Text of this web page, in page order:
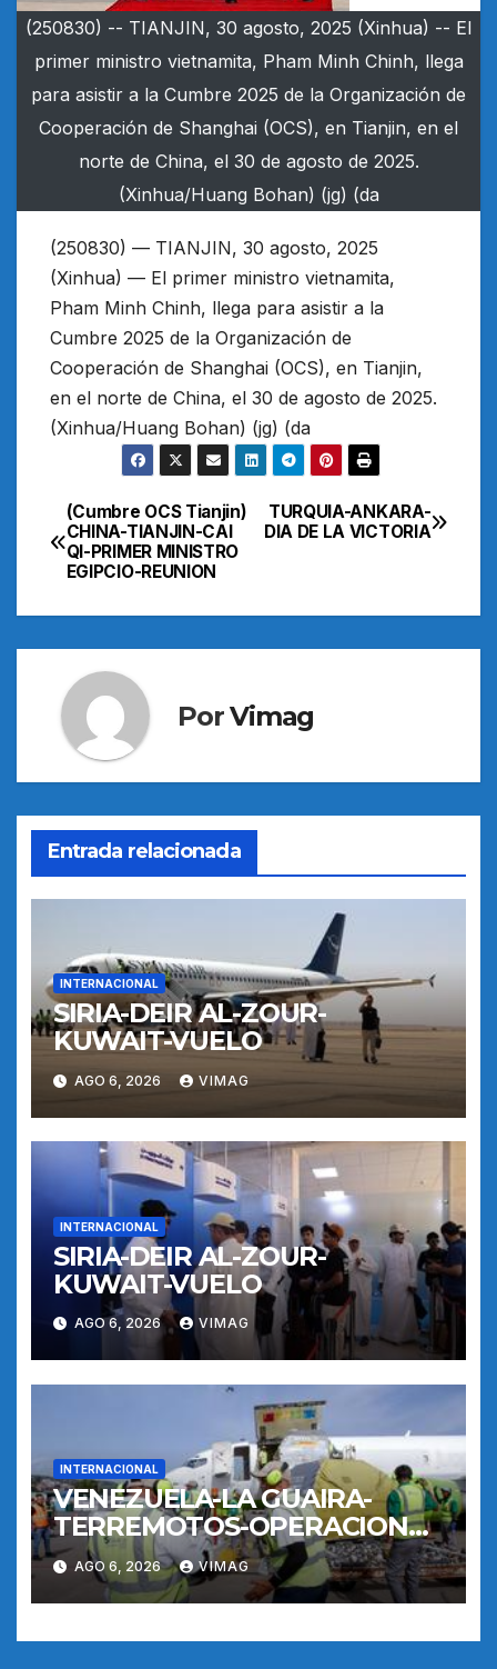
(250830) -- TIANJIN, 30 agosto, 2025 (Xinhua) -- El
primer ministro vietnamita, Pham Minh Chinh, llega
para asistir a la Cumbre 2025 de la Organización de
Cooperación de Shanghai (OCS), en Tianjin, en el
norte de China, el 30 de agosto de 2025.
(Xinhua/Huang Bohan) (jg) (da
(250830) — TIANJIN, 30 agosto, 2025
(Xinhua) — El primer ministro vietnamita,
Pham Minh Chinh, llega para asistir a la
Cumbre 2025 de la Organización de
Cooperación de Shanghai (OCS), en Tianjin,
en el norte de China, el 30 de agosto de 2025.
(Xinhua/Huang Bohan) (jg) (da
Navegación
de
entradas
TURQUIA-ANKARA-
DIA DE LA VICTORIA
(Cumbre OCS Tianjin)
CHINA-TIANJIN-CAI
QI-PRIMER MINISTRO
EGIPCIO-REUNION
PorVimag
Entrada relacionada
INTERNACIONAL
SIRIA-DEIR AL-ZOUR-
KUWAIT-VUELO
AGO 6, 2026 VIMAG
INTERNACIONAL
SIRIA-DEIR AL-ZOUR-
KUWAIT-VUELO
AGO 6, 2026 VIMAG
INTERNACIONAL
VENEZUELA-LA GUAIRA-
TERREMOTOS-OPERACIONES
AEREAS
AGO 6, 2026 VIMAG